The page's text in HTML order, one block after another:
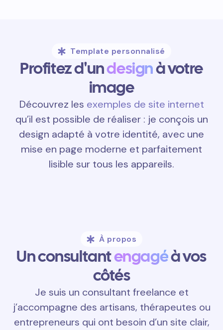
Template personnalisé
Profitez d'undesignà votre
image
Découvrez les exemples de site internet
qu’il est possible de réaliser : je conçois un
design adapté à votre identité, avec une
mise en page moderne et parfaitement
lisible sur tous les appareils.
À propos
Un consultantengagéà vos
côtés
Je suis un consultant freelance et
j’accompagne des artisans, thérapeutes ou
entrepreneurs qui ont besoin d’un site clair,